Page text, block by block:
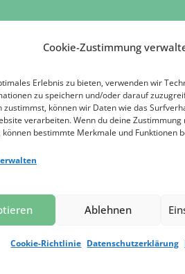
Cookie-Zustimmung
Erlebnis zu bieten, verwenden wir
zu speichern und/oder darauf
zustimmst, können wir Daten wie das
verarbeiten. Wenn du deine
können bestimmte Merkmale und Funktionen
Ablehnen
Cookie-Richtlinie Datenschutzerklärung
© 2026 Kinderklinikkonzerte